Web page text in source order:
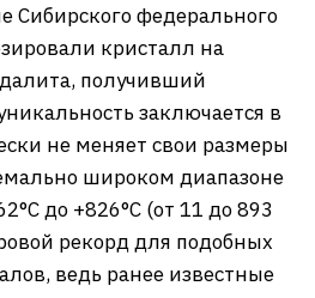
Сибирского федерального
кристалл на
получивший
заключается в
не меняет свои размеры
широком диапазоне
до +826°C (от 11 до 893
рекорд для подобных
ведь ранее известные